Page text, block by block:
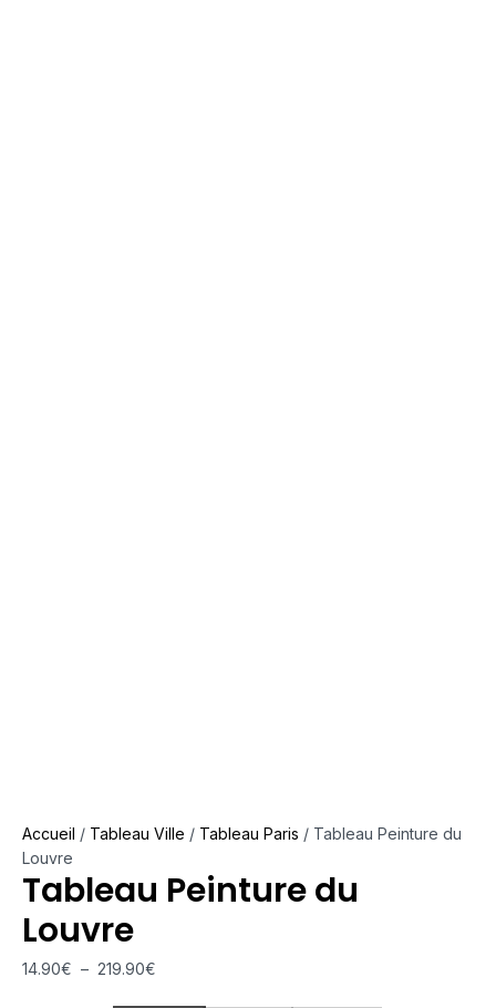
Accueil / Tableau Ville / Tableau Paris / Tableau Peinture du
Louvre
Tableau Peinture du
Louvre
14.90€ – 219.90€